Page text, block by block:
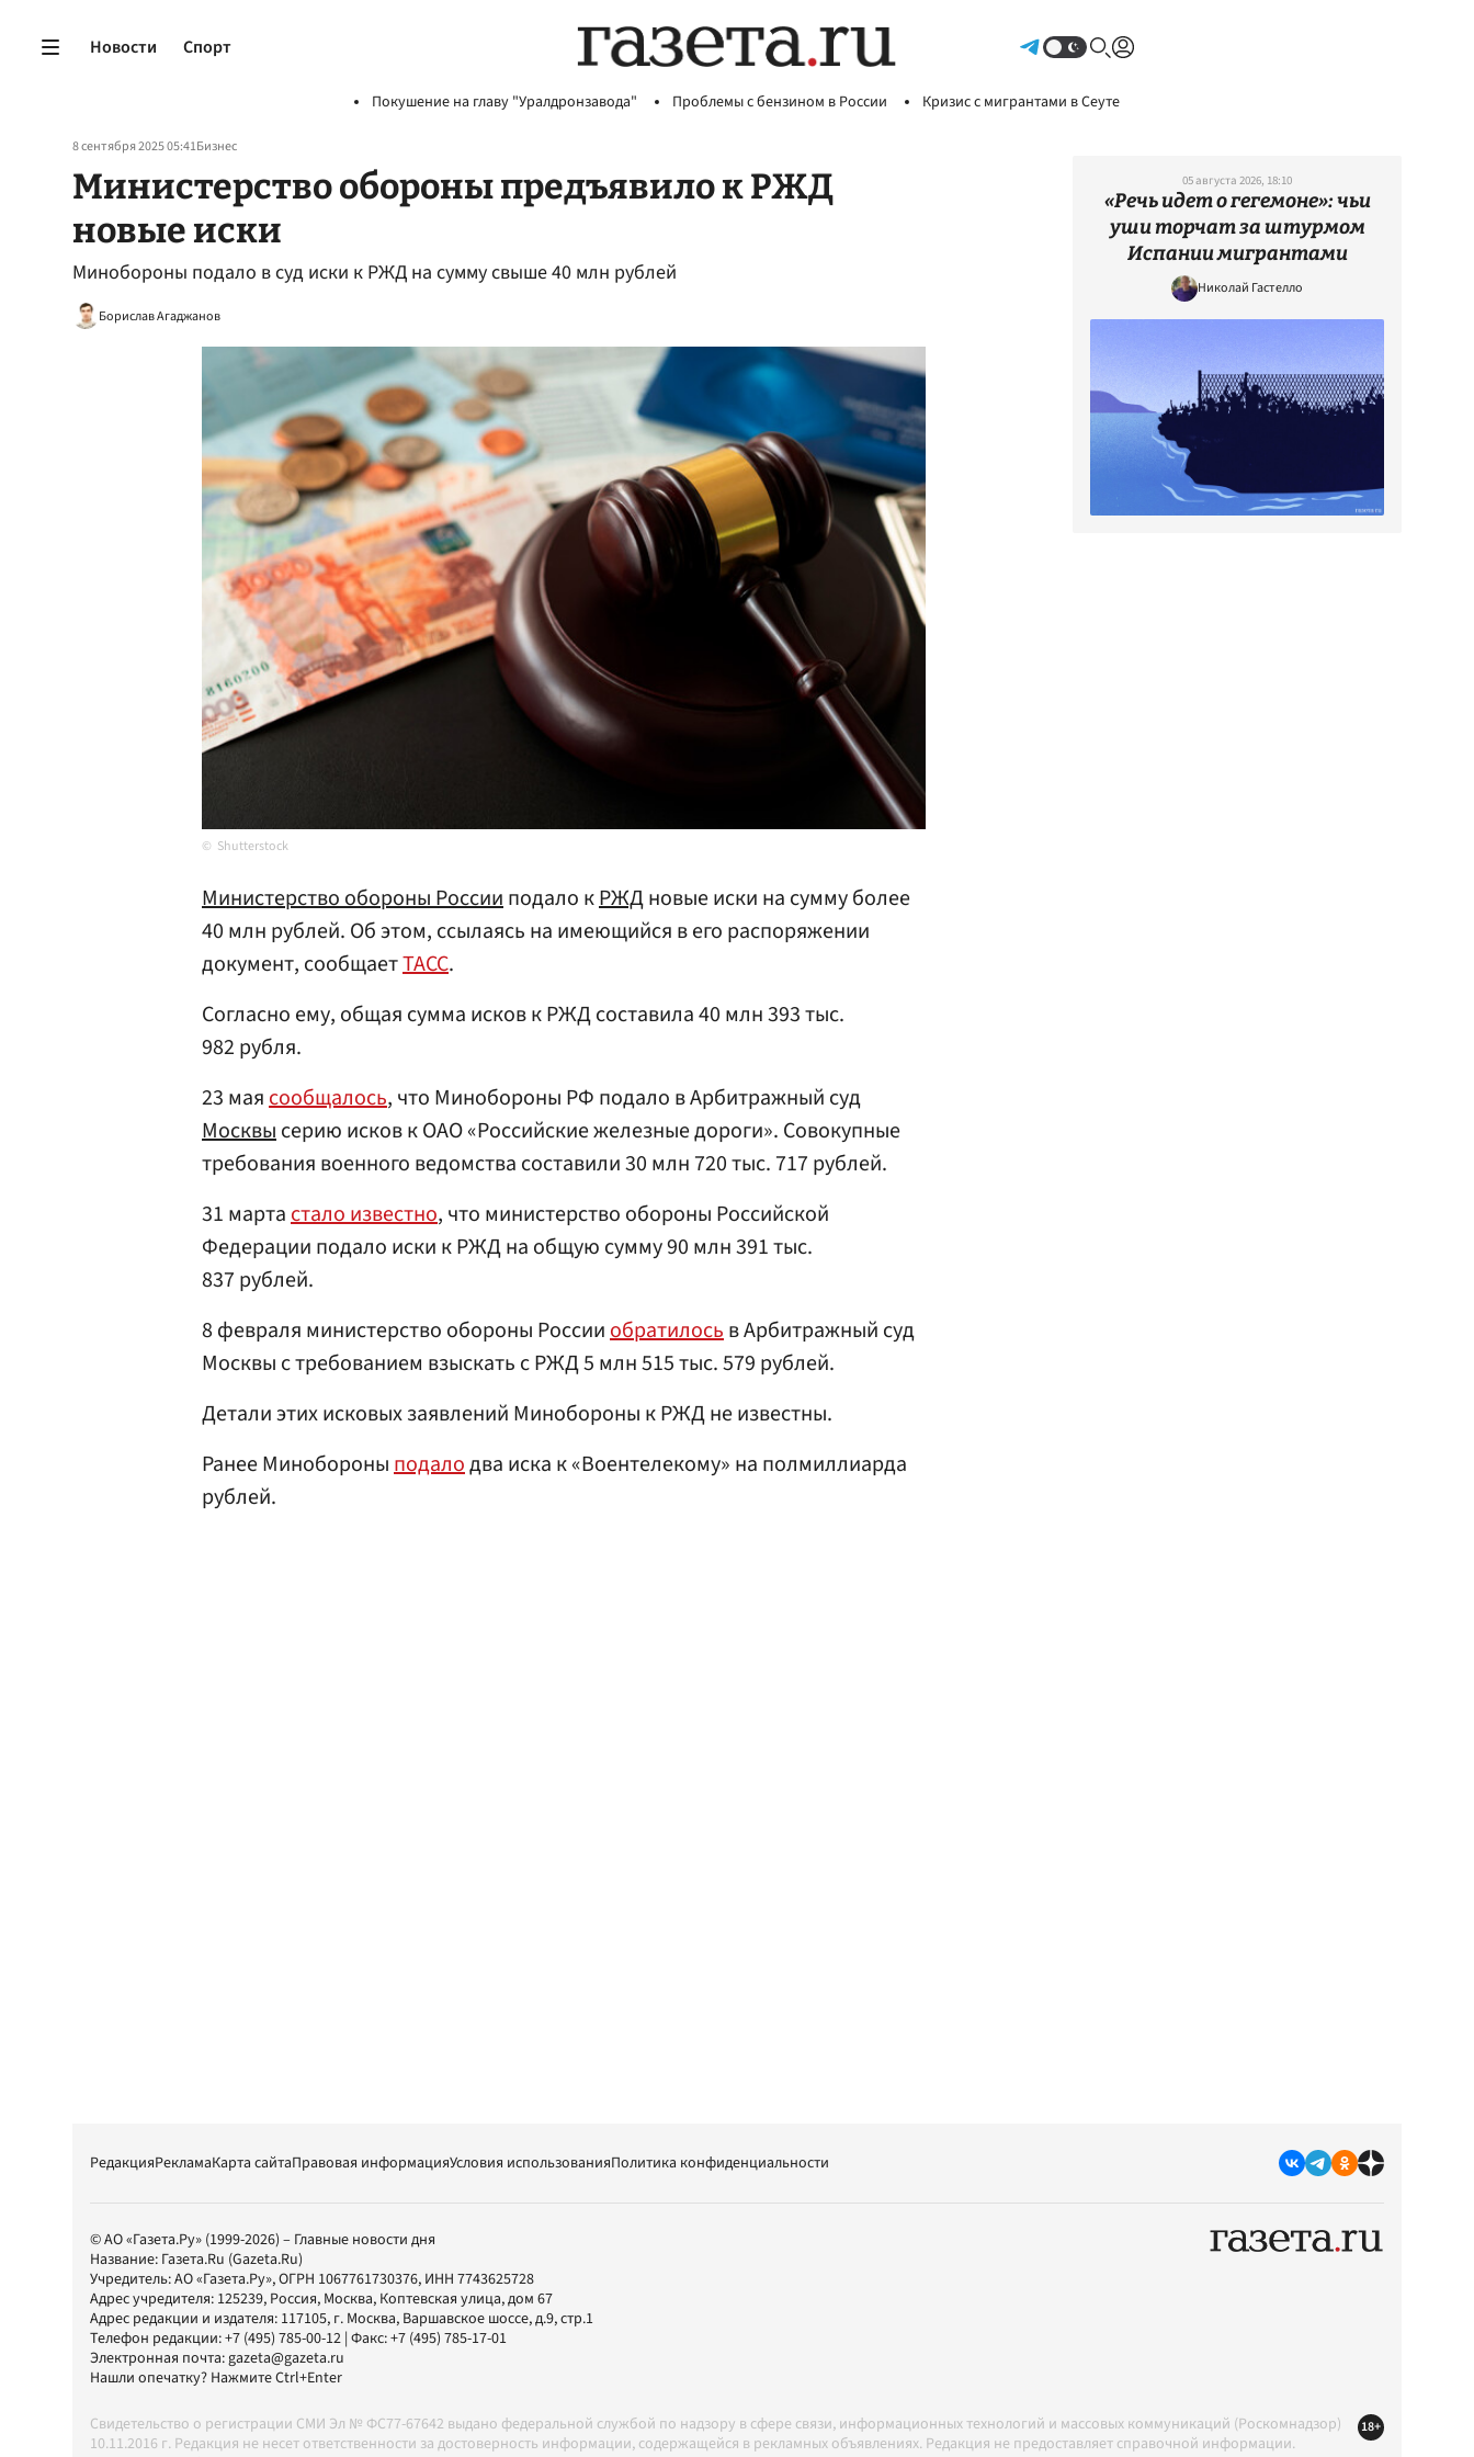
Новости Спорт
Покушение на главу "Уралдронзавода" Проблемы с бензином в России Кризис с мигрантами в Сеуте
8 сентября 2025 05:41Бизнес
Министерство обороны предъявило к РЖД
новые иски
Минобороны подало в суд иски к РЖД на сумму свыше 40 млн рублей
Борислав Агаджанов
Shutterstock
Министерство обороны Россииподало кРЖДновые иски на сумму более
40 млн рублей. Об этом, ссылаясь на имеющийся в его распоряжении
документ, сообщаетТАСС.
Согласно ему, общая сумма исков к РЖД составила 40 млн 393 тыс.
982 рубля.
23 маясообщалось, что Минобороны РФ подало в Арбитражный суд
Москвысерию исков к ОАО «Российские железные дороги». Совокупные
требования военного ведомства составили 30 млн 720 тыс. 717 рублей.
31 мартастало известно, что министерство обороны Российской
Федерации подало иски к РЖД на общую сумму 90 млн 391 тыс.
837 рублей.
8 февраля министерство обороны Россииобратилосьв Арбитражный суд
Москвы с требованием взыскать с РЖД 5 млн 515 тыс. 579 рублей.
Детали этих исковых заявлений Минобороны к РЖД не известны.
Ранее Минобороныподалодва иска к «Воентелекому» на полмиллиарда
рублей.
05 августа 2026, 18:10
«Речь идет о гегемоне»: чьи
уши торчат за штурмом
Испании мигрантами
Николай Гастелло
РедакцияРекламаКарта сайтаПравовая информацияУсловия использованияПолитика конфиденциальности
© АО «Газета.Ру» (1999-2026) – Главные новости дня
Название: Газета.Ru (Gazeta.Ru)
Учредитель:АО «Газета.Ру», ОГРН 1067761730376, ИНН 7743625728
Адрес учредителя: 125239, Россия, Москва, Коптевская улица, дом 67
Адрес редакции и издателя: 117105, г. Москва, Варшавское шоссе, д.9, стр.1
Телефон редакции:+7 (495) 785-00-12 | Факс:+7 (495) 785-17-01
Электронная почта:gazeta@gazeta.ru
Нашли опечатку? Нажмите Ctrl+Enter
Свидетельство о регистрации СМИ Эл № ФС77-67642 выдано федеральной службой по надзору в сфере связи, информационных технологий и массовых коммуникаций (Роскомнадзор)
10.11.2016 г. Редакция не несет ответственности за достоверность информации, содержащейся в рекламных объявлениях. Редакция не предоставляет справочной информации.
18+